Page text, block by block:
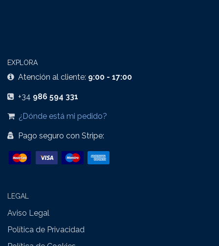
EXPLORA
Atención al cliente: 9:00 - 17:00
+34 986 594 331
¿Dónde está mi pedido?
Pago seguro con Stripe:
LEGAL
Aviso Legal
Política de Privacidad